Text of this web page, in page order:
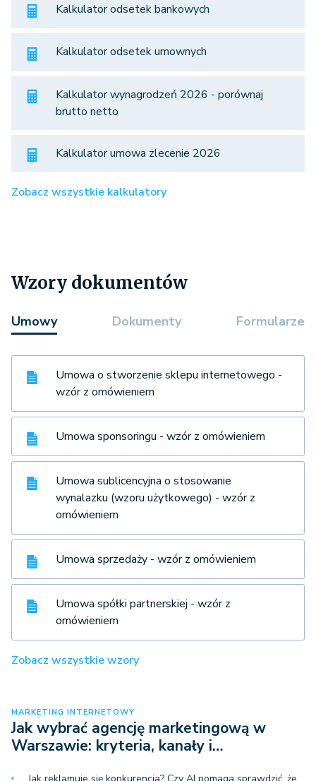
Kalkulator odsetek bankowych
Kalkulator odsetek umownych
Kalkulator wynagrodzeń 2026 - porównaj
brutto netto
Kalkulator umowa zlecenie 2026
Zobacz wszystkie kalkulatory
Wzory dokumentów
Umowy Dokumenty Formularze
Umowa o stworzenie sklepu internetowego -
wzór z omówieniem
Umowa sponsoringu - wzór z omówieniem
Umowa sublicencyjna o stosowanie
wynalazku (wzoru użytkowego) - wzór z
omówieniem
Umowa sprzedaży - wzór z omówieniem
Umowa spółki partnerskiej - wzór z
omówieniem
Zobacz wszystkie wzory
MARKETING INTERNETOWY
Jak wybrać agencję marketingową w
Warszawie: kryteria, kanały i…